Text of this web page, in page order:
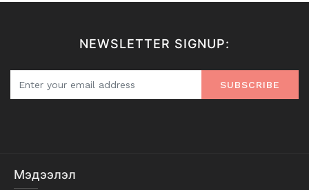
NEWSLETTER SIGNUP:
SUBSCRIBE
Мэдээлэл